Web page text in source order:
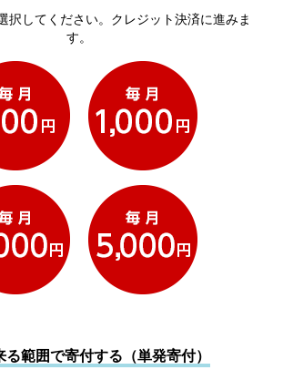
択してください。クレジット決済に進みま
す。
る範囲で寄付する（単発寄付）